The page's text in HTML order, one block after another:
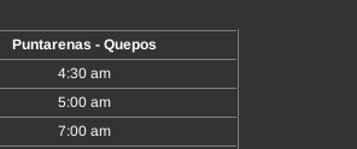
Puntarenas - Quepos
4:30 am
5:00 am
7:00 am